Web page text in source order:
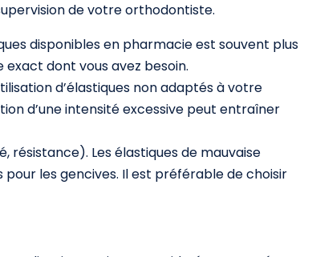
de votre orthodontiste.
disponibles en pharmacie est souvent plus
dont vous avez besoin.
d’élastiques non adaptés à votre
d’une intensité excessive peut entraîner
résistance). Les élastiques de mauvaise
les gencives. Il est préférable de choisir